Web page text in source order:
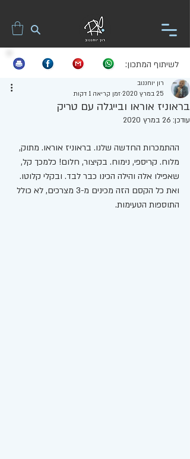
לשיתוף המתכון:
בראוניז אוראו ובייגלה עם טריק
רון יוחננוב
25 במרץ 2020
זמן קריאה 1 דקות
עודכן: 26 במרץ 2020
ההתמכרות החדשה שלנו. בראוניז אוראו. מתוק,
מלוח. קריספי, נימוח. בקיצור, חלום! כלמכך קל,
שאפילו אלה והילה הכינו כבר לבד. ובקלי קלוטו.
ואת כל הקסם הזה מכינים מ-3 מצרכים, לא כולל
התוספות הטעימות.